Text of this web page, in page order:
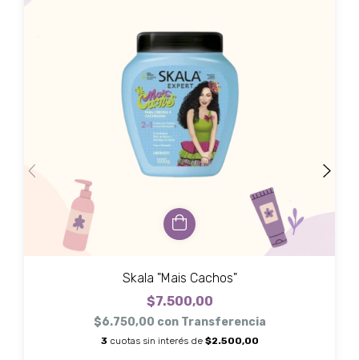
Skala "Mais Cachos"
$7.500,00
$6.750,00 con Transferencia
3 cuotas sin interés de $2.500,00